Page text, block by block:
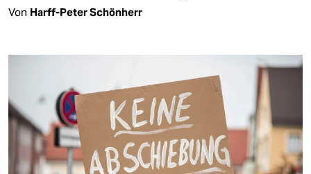
Von Harff-Peter Schönherr